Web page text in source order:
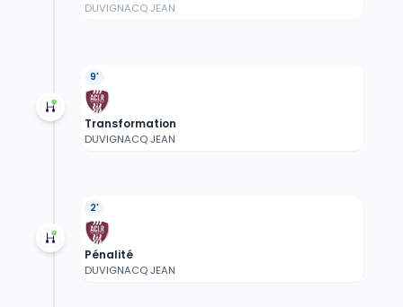
DUVIGNACQ JEAN
9'
Transformation
DUVIGNACQ JEAN
2'
Pénalité
DUVIGNACQ JEAN